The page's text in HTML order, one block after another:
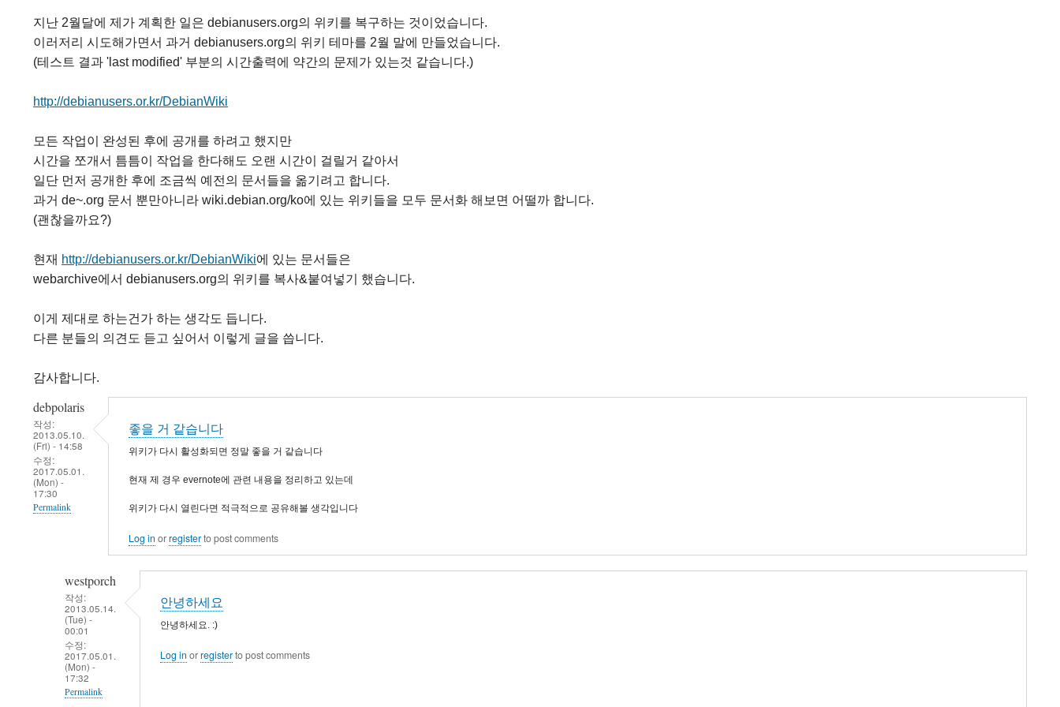
지난 2월달에 제가 계획한 일은 debianusers.org의 위키를 복구하는 것이었습니다.
이러저리 시도해가면서 과거 debianusers.org의 위키 테마를 2월 말에 만들었습니다.
(테스트 결과 'last modified' 부분의 시간출력에 약간의 문제가 있는것 같습니다.)
http://debianusers.or.kr/DebianWiki
모든 작업이 완성된 후에 공개를 하려고 했지만
시간을 쪼개서 틈틈이 작업을 한다해도 오랜 시간이 걸릴거 같아서
일단 먼저 공개한 후에 조금씩 예전의 문서들을 옮기려고 합니다.
과거 de~.org 문서 뿐만아니라 wiki.debian.org/ko에 있는 위키들을 모두 문서화 해보면 어떨까 합니다.
(괜찮을까요?)
현재 http://debianusers.or.kr/DebianWiki에 있는 문서들은
webarchive에서 debianusers.org의 위키를 복사&붙여넣기 했습니다.
이게 제대로 하는건가 하는 생각도 듭니다.
다른 분들의 의견도 듣고 싶어서 이렇게 글을 씁니다.
감사합니다.
debpolaris
작성:
2013.05.10.
(Fri) - 14:58
수정:
2017.05.01.
(Mon) -
17:30
Permalink
좋을 거 같습니다
위키가 다시 활성화되면 정말 좋을 거 같습니다
현재 제 경우 evernote에 관련 내용을 정리하고 있는데
위키가 다시 열린다면 적극적으로 공유해볼 생각입니다
Log in orregisterto post comments
westporch
작성:
2013.05.14.
(Tue) -
00:01
수정:
2017.05.01.
(Mon) -
17:32
Permalink
안녕하세요
안녕하세요. :)
Log in orregisterto post comments